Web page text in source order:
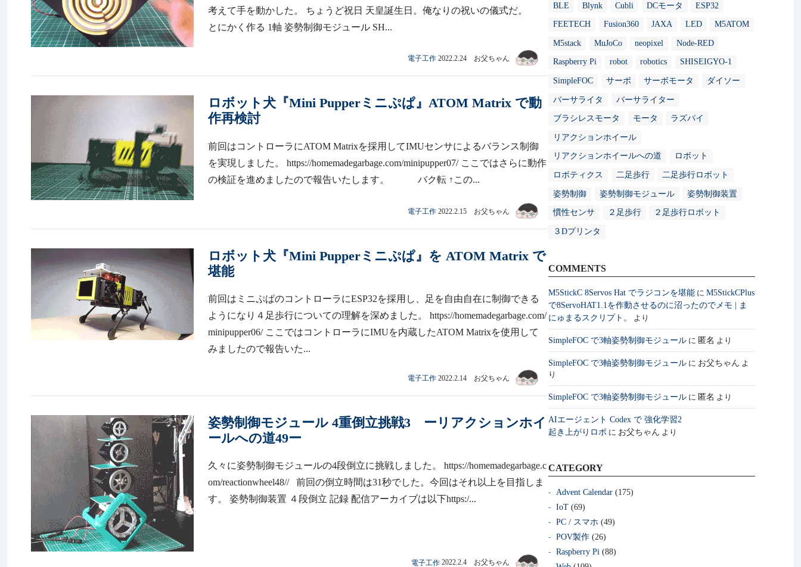
考えて手を動かした。 ちょうど祝日 天皇誕生日。俺なりの祝いの儀式だ。
とにかく作る 1軸 姿勢制御モジュール SH...
電子工作 2022.2.24 お父ちゃん
ロボット犬『Mini Pupperミニぷぱ』ATOM Matrix で動
作再検討
前回はコントローラにATOM Matrixを採用してIMUセンサによるバランス制御
を実現しました。 https://homemadegarbage.com/minipupper07/ ここではさらに動作
の検証を進めましたので報告いたします。 バク転 ↑この...
電子工作 2022.2.15 お父ちゃん
ロボット犬『Mini Pupperミニぷぱ』を ATOM Matrix で
堪能
前回はミニぷぱのコントローラにESP32を採用し、足を自由自在に制御できる
ようになり４足歩行についての理解を深めました。 https://homemadegarbage.com/
minipupper06/ ここではコントローラにIMUを内蔵したATOM Matrixを使用して
みましたので報告いた...
電子工作 2022.2.14 お父ちゃん
姿勢制御モジュール 4重倒立挑戦3 ーリアクションホイ
ールへの道49ー
久々に姿勢制御モジュールの4段倒立に挑戦しました。 https://homemadegarbage.c
om/reactionwheel48// 前回の倒立時間は31秒でした。今回はそれ以上を目指しま
す。 姿勢制御装置 ４段倒立 記録 配信アーカイブは以下https:/...
電子工作 2022.2.4 お父ちゃん
BLE Blynk Cubli DCモータ ESP32
FEETECH Fusion360 JAXA LED M5ATOM
M5stack MuJoCo neopixel Node-RED
Raspberry Pi robot robotics SHISEIGYO-1
SimpleFOC サーボ サーボモータ ダイソー
バーサライタ バーサライター
ブラシレスモータ モータ ラズパイ
リアクションホイール
リアクションホイールへの道 ロボット
ロボティクス 二足歩行 二足歩行ロボット
姿勢制御 姿勢制御モジュール 姿勢制御装置
慣性センサ ２足歩行 ２足歩行ロボット
３Dプリンタ
COMMENTS
M5StickC 8Servos Hat でラジコンを堪能 に M5StickCPlus
で8ServoHAT1.1を作動させるのに沼ったのでメモ | ま
にゅまるスクリプト。
より
SimpleFOC で3軸姿勢制御モジュール に 匿名 より
SimpleFOC で3軸姿勢制御モジュール に お父ちゃん よ
り
SimpleFOC で3軸姿勢制御モジュール に 匿名 より
AIエージェント Codex で 強化学習2
起き上がりロボ に お父ちゃん より
CATEGORY
Advent Calendar (175)
IoT (69)
PC / スマホ (49)
POV製作 (26)
Raspberry Pi (88)